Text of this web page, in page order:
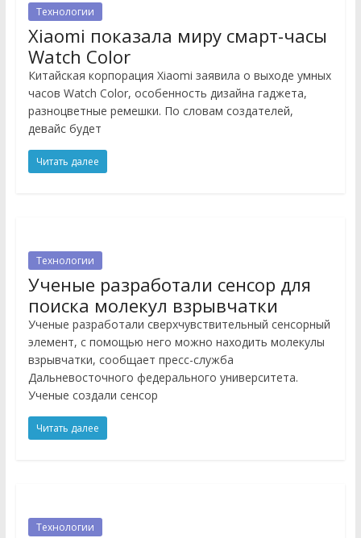
Технологии
Xiaomi показала миру смарт-часы
Watch Color
Китайская корпорация Xiaomi заявила о выходе умных
часов Watch Color, особенность дизайна гаджета,
разноцветные ремешки. По словам создателей,
девайс будет
Читать далее
Технологии
Ученые разработали сенсор для
поиска молекул взрывчатки
Ученые разработали сверхчувствительный сенсорный
элемент, с помощью него можно находить молекулы
взрывчатки, сообщает пресс-служба
Дальневосточного федерального университета.
Ученые создали сенсор
Читать далее
Технологии